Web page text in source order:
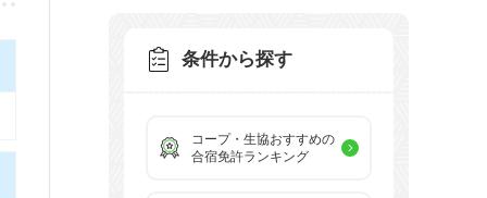
条件から探す
コープ・生協おすすめの
合宿免許ランキング